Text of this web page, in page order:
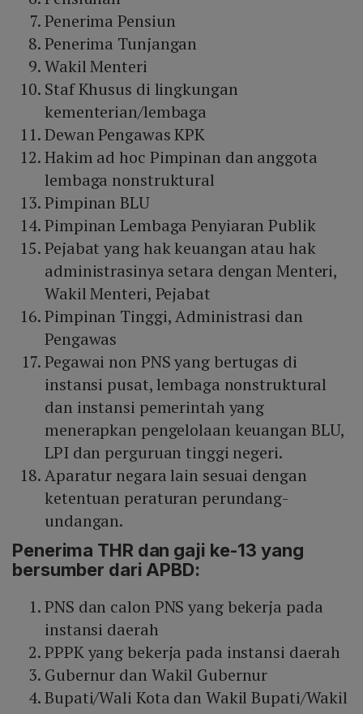
Penerima Pensiun
Penerima Tunjangan
Wakil Menteri
Staf Khusus di lingkungan
kementerian/lembaga
Dewan Pengawas KPK
Hakim ad hoc Pimpinan dan anggota
lembaga nonstruktural
Pimpinan BLU
Pimpinan Lembaga Penyiaran Publik
Pejabat yang hak keuangan atau hak
administrasinya setara dengan Menteri,
Wakil Menteri, Pejabat
Pimpinan Tinggi, Administrasi dan
Pengawas
Pegawai non PNS yang bertugas di
instansi pusat, lembaga nonstruktural
dan instansi pemerintah yang
menerapkan pengelolaan keuangan BLU,
LPI dan perguruan tinggi negeri.
Aparatur negara lain sesuai dengan
ketentuan peraturan perundang-
undangan.
Penerima THR dan gaji ke-13 yang
bersumber dari APBD:
PNS dan calon PNS yang bekerja pada
instansi daerah
PPPK yang bekerja pada instansi daerah
Gubernur dan Wakil Gubernur
Bupati/Wali Kota dan Wakil Bupati/Wakil